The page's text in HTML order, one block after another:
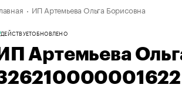
валюты
ИП Артемьева Ольга Борисовна
ДЕЙСТВУЕТОБНОВЛЕНО
ИП Артемьева